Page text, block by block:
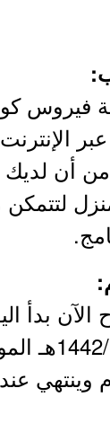
فيروس
أن
الآن بدأ
بتاريخ 1442/
2021/07/08م